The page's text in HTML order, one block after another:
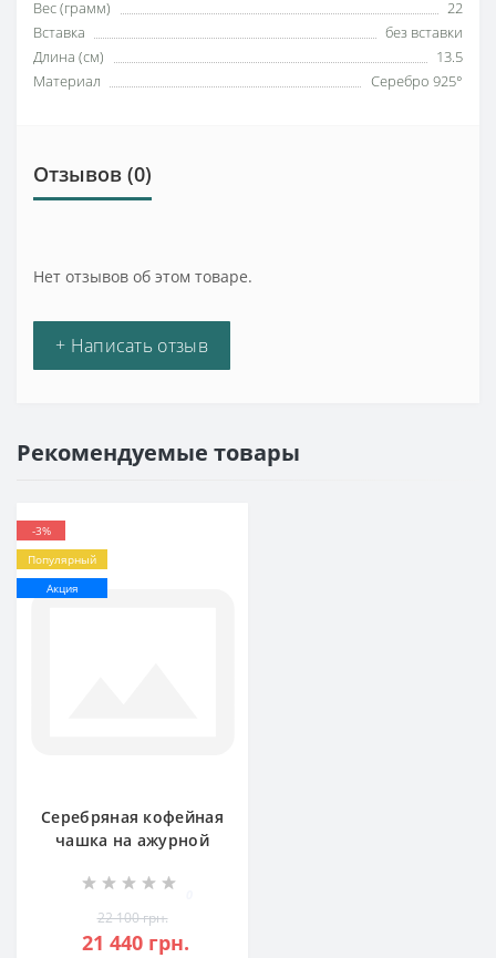
Вес (грамм)
22
Вставка
без вставки
Длина (см)
13.5
Материал
Серебро 925°
Отзывов (0)
Нет отзывов об этом товаре.
+ Написать отзыв
Рекомендуемые товары
-3%
Популярный
Акция
Серебряная кофейная
чашка на ажурной
22 100 грн.
21 440 грн.